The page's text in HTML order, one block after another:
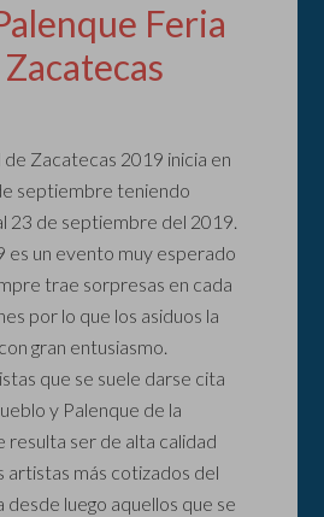
Feria
Zacatecas 2019 inicia en
septiembre teniendo
23 de septiembre del 2019.
es un evento muy esperado
trae sorpresas en cada
por lo que los asiduos la
gran entusiasmo.
que se suele darse cita
y Palenque de la
resulta ser de alta calidad
artistas más cotizados del
luego aquellos que se